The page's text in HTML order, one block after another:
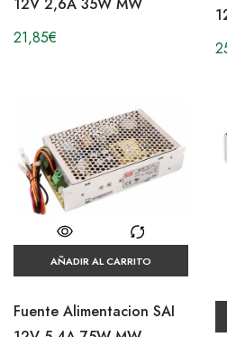
12V 2,6A 35W MW
21,85€
AÑADIR AL CARRITO
Fuente Alimentacion SAI